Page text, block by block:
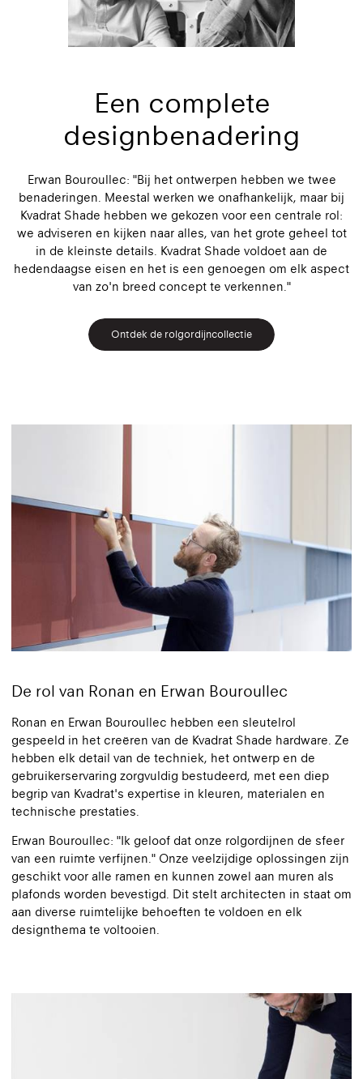
Een complete
designbenadering
Erwan Bouroullec: "Bij het ontwerpen hebben we twee
benaderingen. Meestal werken we onafhankelijk, maar bij
Kvadrat Shade hebben we gekozen voor een centrale rol:
we adviseren en kijken naar alles, van het grote geheel tot
in de kleinste details. Kvadrat Shade voldoet aan de
hedendaagse eisen en het is een genoegen om elk aspect
van zo'n breed concept te verkennen."
Ontdek de rolgordijncollectie
De rol van Ronan en Erwan Bouroullec
Ronan en Erwan Bouroullec hebben een sleutelrol
gespeeld in het creëren van de Kvadrat Shade hardware. Ze
hebben elk detail van de techniek, het ontwerp en de
gebruikerservaring zorgvuldig bestudeerd, met een diep
begrip van Kvadrat's expertise in kleuren, materialen en
technische prestaties.
Erwan Bouroullec: "Ik geloof dat onze rolgordijnen de sfeer
van een ruimte verfijnen." Onze veelzijdige oplossingen zijn
geschikt voor alle ramen en kunnen zowel aan muren als
plafonds worden bevestigd. Dit stelt architecten in staat om
aan diverse ruimtelijke behoeften te voldoen en elk
designthema te voltooien.